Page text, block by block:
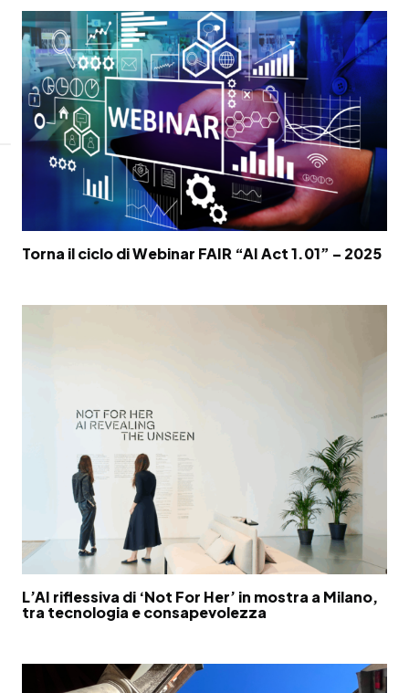
Torna il ciclo di Webinar FAIR “AI Act 1.01” – 2025
L’AI riflessiva di ‘Not For Her’ in mostra a Milano,
tra tecnologia e consapevolezza